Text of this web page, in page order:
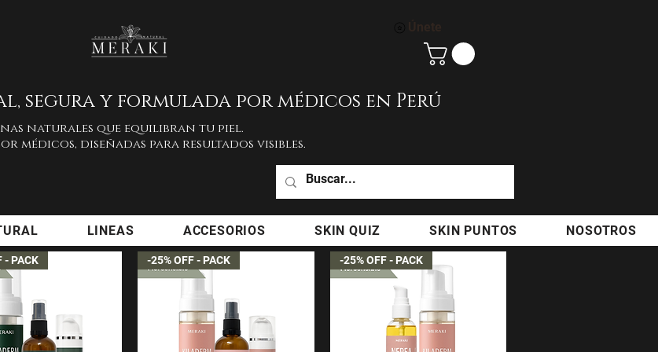
segura y formulada por médicos en Perú
naturales que equilibran tu piel.
médicos, diseñadas para resultados visibles.
LINEAS ACCESORIOS SKIN QUIZ SKIN PUNTOS NOSOTROS
- PACK -25% OFF - PACK -25% OFF - PACK